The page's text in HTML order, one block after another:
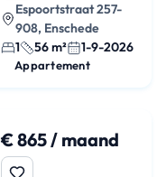
Espoortstraat 257-
908, Enschede
1
56 m² 1-9-2026
Appartement
€ 865 / maand